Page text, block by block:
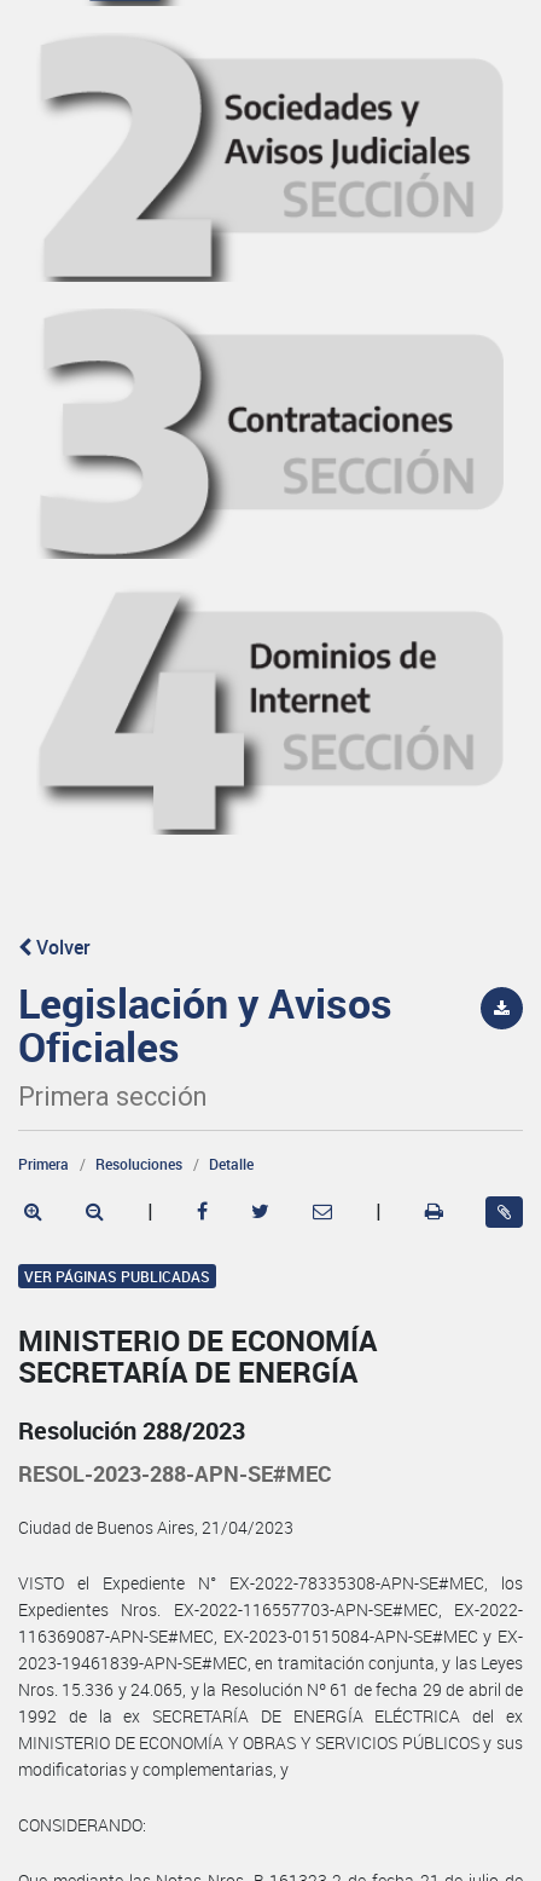
Volver
Legislación y Avisos
Oficiales
Primera sección
Primera Resoluciones Detalle
| |
VER PÁGINAS PUBLICADAS
MINISTERIO DE ECONOMÍA
SECRETARÍA DE ENERGÍA
Resolución 288/2023
RESOL-2023-288-APN-SE#MEC
Ciudad de Buenos Aires, 21/04/2023
VISTO el Expediente N° EX-2022-78335308-APN-SE#MEC, los
Expedientes Nros. EX-2022-116557703-APN-SE#MEC, EX-2022-
116369087-APN-SE#MEC, EX-2023-01515084-APN-SE#MEC y EX-
2023-19461839-APN-SE#MEC, en tramitación conjunta, y las Leyes
Nros. 15.336 y 24.065, y la Resolución Nº 61 de fecha 29 de abril de
1992 de la ex SECRETARÍA DE ENERGÍA ELÉCTRICA del ex
MINISTERIO DE ECONOMÍA Y OBRAS Y SERVICIOS PÚBLICOS y sus
modificatorias y complementarias, y
CONSIDERANDO: